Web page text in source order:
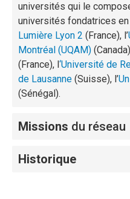
universités qui le
universités fondatrices en
Lumière Lyon 2 (France), l’
Montréal (UQAM)
(France), l‘Université de
de Lausanne (Suisse), l’
(Sénégal).
Missions du réseau
Historique